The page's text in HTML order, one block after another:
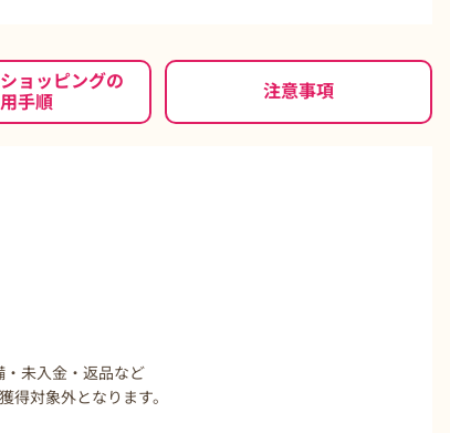
ョッピングの
手順
注意事項
未入金・返品など
対象外となります。